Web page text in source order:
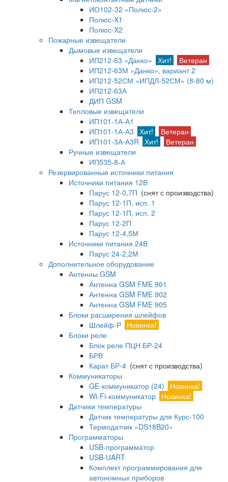
ИО102-32 «Полюс-2»
Полюс-X1
Полюс-X2
Пожарные извещатели
Дымовые извещатели
ИП212-63 «Данко» Хит!
Ветеран
ИП212-63М «Данко», вариант 2
ИП212-52СМ «ИПДЛ-52СМ» (8-80 м)
ИП212-63А
ДИП GSM
Тепловые извещатели
ИП101-1А-А1
ИП101-1А-А3 Хит!
Ветеран
ИП101-3А-А3R Хит!
Ветеран
Ручные извещатели
ИП535-8-А
Резервированные источники питания
Источники питания 12В
Парус 12-0,7П (снят с производства)
Парус 12-1П, исп. 1
Парус 12-1П, исп. 2
Парус 12-2П
Парус 12-4,5М
Источники питания 24В
Парус 24-2,2М
Дополнительное оборудование
Антенны GSM
Антенна GSM FME 901
Антенна GSM FME 902
Антенна GSM FME 905
Блоки расширения шлейфов
Шлейф-Р Новинка!
Блоки реле
Блок реле ПЦН БР-24
БРВ
Карат БР-4 (снят с производства)
Коммуникаторы
GE-коммуникатор (24)
Новинка!
Wi-Fi-коммуникатор Новинка!
Датчики температуры
Датчик температуры для Курс-100
Термодатчик «DS18B20»
Программаторы
USB-программатор
USB-UART
Комплект программирования для
автономных приборов